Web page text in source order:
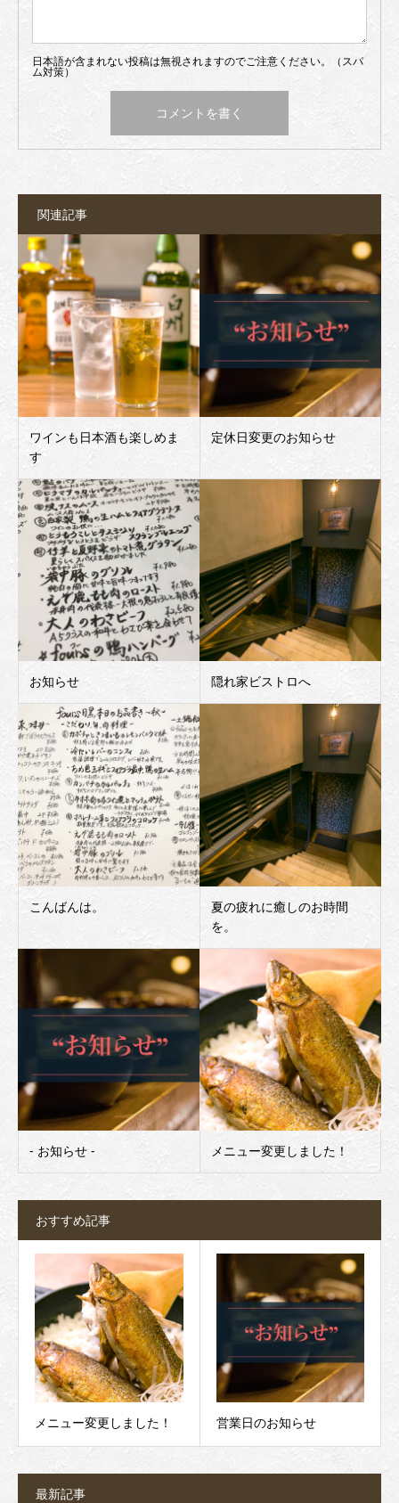
日本語が含まれない投稿は無視されますのでご注意ください。（スパ
ム対策）
関連記事
ワインも日本酒も楽しめま
す
定休日変更のお知らせ
お知らせ 隠れ家ビストロへ
こんばんは。
夏の疲れに癒しのお時間
を。
‐ お知らせ ‐ メニュー変更しました！
おすすめ記事
メニュー変更しました！ 営業日のお知らせ
最新記事